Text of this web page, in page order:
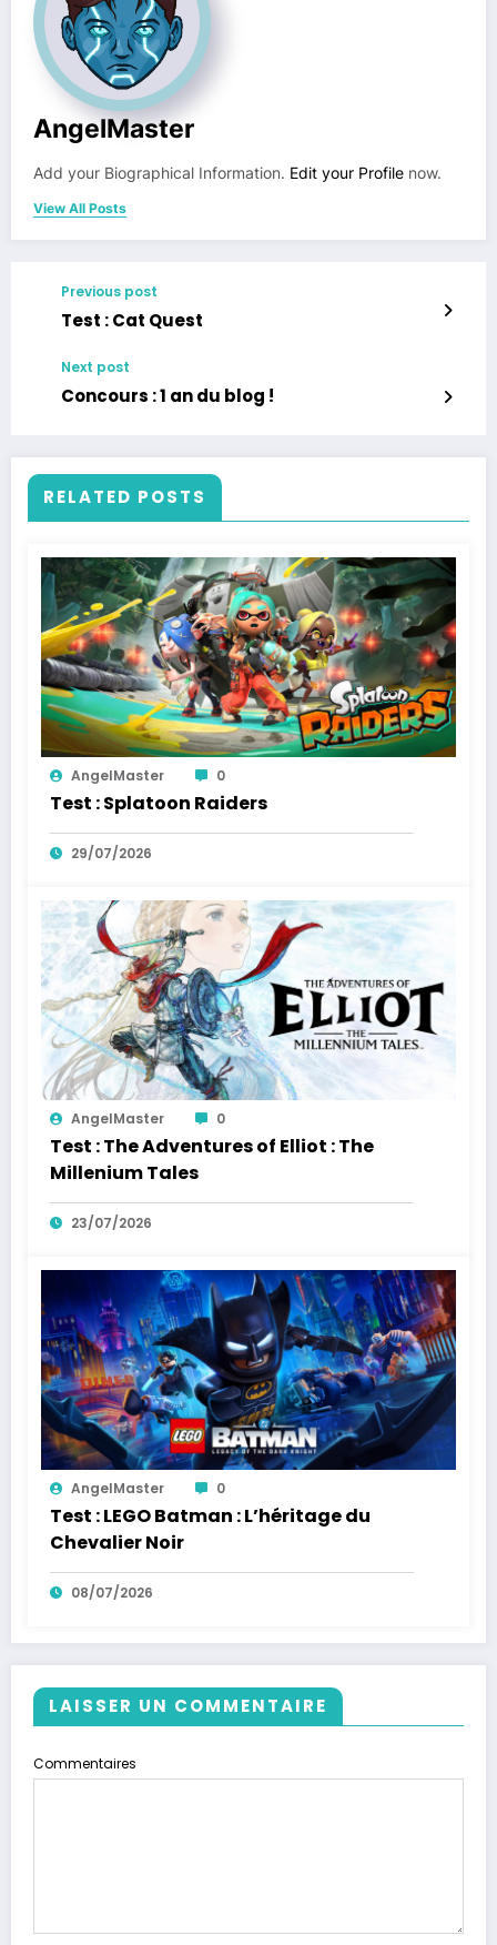
AngelMaster
Add your Biographical Information. Edit your Profile now.
View All Posts
Previous post
Test : Cat Quest
Next post
Concours : 1 an du blog !
RELATED POSTS
AngelMaster 0
Test : Splatoon Raiders
29/07/2026
AngelMaster 0
Test : The Adventures of Elliot : The
Millenium Tales
23/07/2026
AngelMaster 0
Test : LEGO Batman : L’héritage du
Chevalier Noir
08/07/2026
LAISSER UN COMMENTAIRE
Commentaires